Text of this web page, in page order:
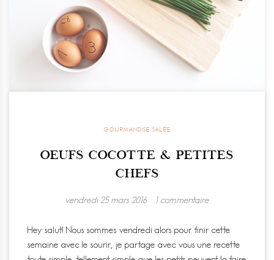
GOURMANDISE SALÉE
OEUFS COCOTTE & PETITES
CHEFS
vendredi 25 mars 2016 1 commentaire
Hey salut! Nous sommes vendredi alors pour finir cette
semaine avec le sourir, je partage avec vous une recette